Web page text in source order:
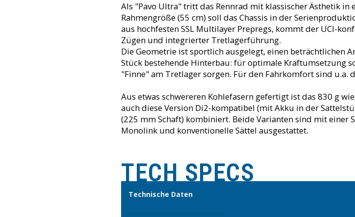
Als "Pavo Ultra" tritt das Rennrad mit klassischer Ästhetik
Rahmengröße (55 cm) soll das Chassis in der
aus hochfesten SSL Multilayer Prepregs, kommt der UCI-
Zügen und integrierter Tretlagerführung.
Die Geometrie ist sportlich ausgelegt, einen beträchtlichen
Stück bestehende Hinterbau: für optimale Kraftumsetzung
"Finne" am Tretlager sorgen. Für den Fahrkomfort sind u.a.
Aus etwas schwereren Kohlefasern gefertigt ist das 830 g
auch diese Version Di2-kompatibel (mit Akku in der
(225 mm Schaft) kombiniert. Beide Varianten sind mit einer
Monolink und konventionelle Sättel ausgestattet.
TECH SPECS
Technische Daten